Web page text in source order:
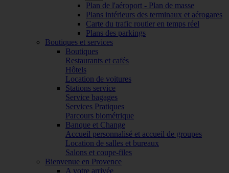
Plan de l'aéroport - Plan de masse
Plans intérieurs des terminaux et aérogares
Carte du trafic routier en temps réel
Plans des parkings
Boutiques et services
Boutiques
Restaurants et cafés
Hôtels
Location de voitures
Stations service
Service bagages
Services Pratiques
Parcours biométrique
Banque et Change
Accueil personnalisé et accueil de groupes
Location de salles et bureaux
Salons et coupe-files
Bienvenue en Provence
A votre arrivée